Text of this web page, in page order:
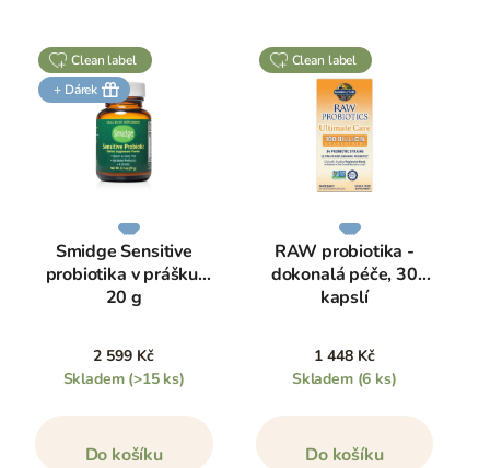
clean label
+ Dárek
Smidge Sensitive
probiotika v prášku,
20 g
2 599 Kč
Skladem (>15 ks)
Do košíku
clean label
RAW probiotika -
dokonalá péče, 30
kapslí
1 448 Kč
Skladem (6 ks)
Do košíku